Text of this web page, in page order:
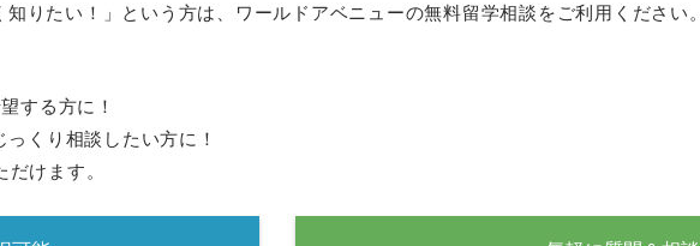
りたい！」という方は、ワールドアベニューの無料留学相談をご利用ください。
する方に！
くり相談したい方に！
だけます。